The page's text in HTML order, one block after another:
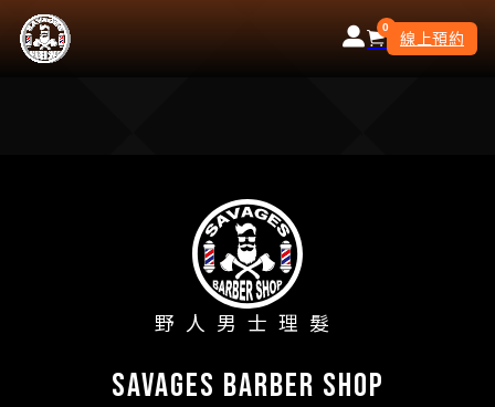
0
線上預約
野人男士理髮
savages barber shop